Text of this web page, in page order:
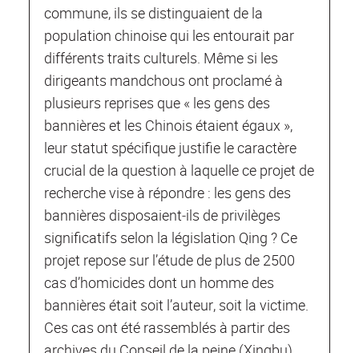
commune, ils se distinguaient de la
population chinoise qui les entourait par
différents traits culturels. Même si les
dirigeants mandchous ont proclamé à
plusieurs reprises que « les gens des
bannières et les Chinois étaient égaux »,
leur statut spécifique justifie le caractère
crucial de la question à laquelle ce projet de
recherche vise à répondre : les gens des
bannières disposaient‐ils de privilèges
significatifs selon la législation Qing ? Ce
projet repose sur l’étude de plus de 2500
cas d’homicides dont un homme des
bannières était soit l’auteur, soit la victime.
Ces cas ont été rassemblés à partir des